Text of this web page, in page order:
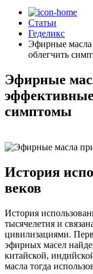
Статьи
Геделикс
Эфирные масла
облегчить
Эфирные
симптомы
История
веков
История
тысячелетия и
цивилизациями.
эфирных масел
китайской,
масла тогда